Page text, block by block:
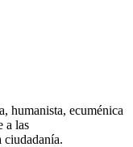
humanista, ecuménica
a las
ciudadanía.